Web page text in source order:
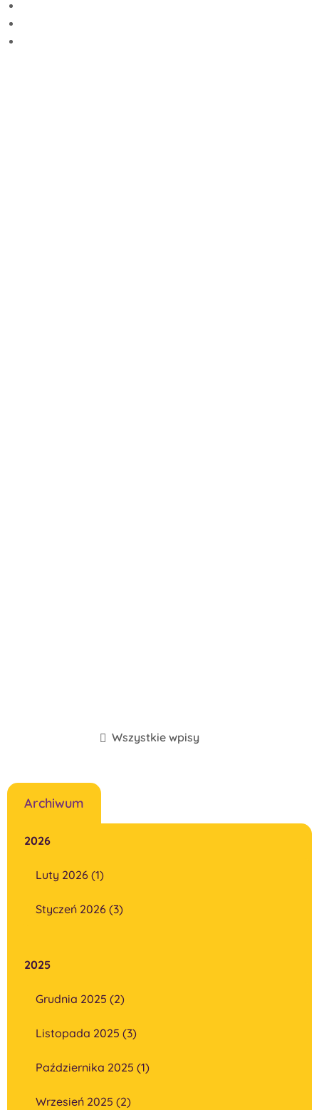
Wszystkie wpisy
Archiwum
2026
Luty 2026 (1)
Styczeń 2026 (3)
2025
Grudnia 2025 (2)
Listopada 2025 (3)
Października 2025 (1)
Wrzesień 2025 (2)